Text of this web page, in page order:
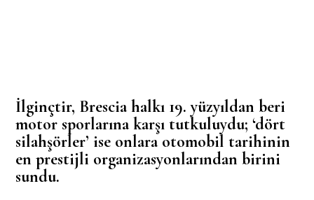
İlginçtir, Brescia halkı 19. yüzyıldan beri
motor sporlarına karşı tutkuluydu; ‘dört
silahşörler’ ise onlara otomobil tarihinin
en prestijli organizasyonlarından birini
sundu.